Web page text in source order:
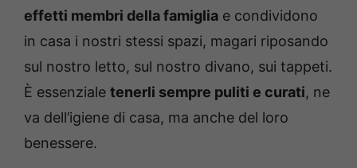
effetti membri della famiglia e condividono
in casa i nostri stessi spazi, magari riposando
sul nostro letto, sul nostro divano, sui tappeti.
È essenziale tenerli sempre puliti e curati, ne
va dell’igiene di casa, ma anche del loro
benessere.